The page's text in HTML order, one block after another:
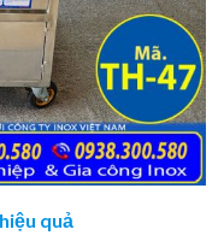
quả